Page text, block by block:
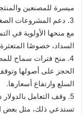
ميسرة للمصنعين
3. دعم المشروعات
مع منحها الأولوية في
السداد، خصوصًا
4. منح فترات سماح
الحجز على أصولها وتوقف
السلع وارتفاع أسعارها.
5. وقف التعامل
تستدعي ذلك، مثل بعض